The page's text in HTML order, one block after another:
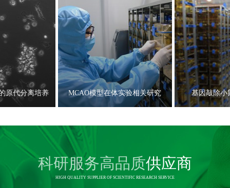
原代分离培养 MCAO模型在体实验相关研究 基因敲除小
科研服务高品质供应商
HIGH QUALITY SUPPLIER OF SCIENTIFIC RESEARCH SERVICE